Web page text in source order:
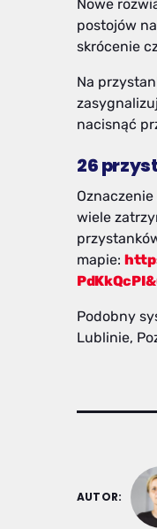
Nowe
postojów
skrócenie
Na
nacisnąć
26
wiele
mapie:
Podobny
Lublinie,
AUTOR: